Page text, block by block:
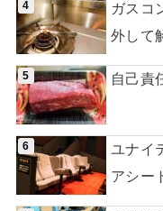
ガスコ
外して
自己責
ユナイ
アシー